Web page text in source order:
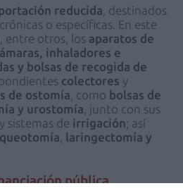
reducida , destinados
o específicas. En este
entre otros, los aparatos de
inhaladores e
y bolsas de recogida de
colectores y
de ostomía , como bolsas de
y urostomía , junto con sus
y sistemas de irrigación; así
laringectomía y
pública